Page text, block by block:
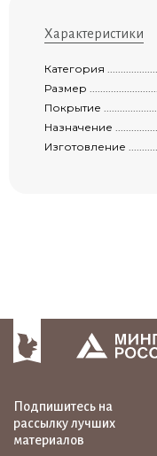
Характеристики
Категория
Размер
Покрытие
Назначение
Изготовление
Подпишитесь на
рассылку лучших
материалов